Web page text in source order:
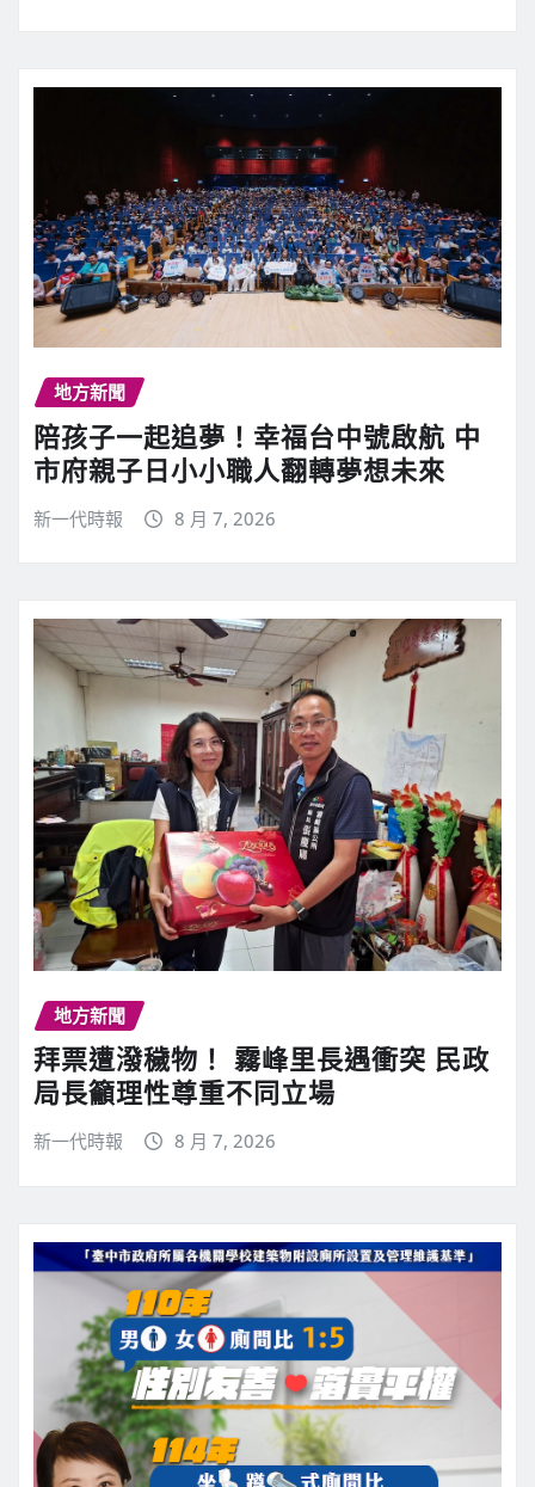
地方新聞
陪孩子一起追夢！幸福台中號啟航 中
市府親子日小小職人翻轉夢想未來
新一代時報 8 月 7, 2026
地方新聞
拜票遭潑穢物！ 霧峰里長遇衝突 民政
局長籲理性尊重不同立場
新一代時報 8 月 7, 2026